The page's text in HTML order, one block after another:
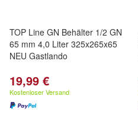
TOP Line GN Behälter 1/2 GN
65 mm 4,0 Liter 325x265x65
NEU Gastlando
19,99 €
Kostenloser Versand